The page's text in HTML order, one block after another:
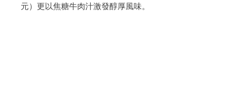
元）更以焦糖牛肉汁激發醇厚風味。